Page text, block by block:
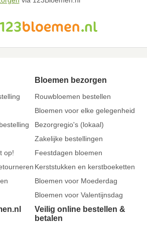
op!
Bloemen bezorgen
Rouwbloemen bestellen
Bloemen voor elke gelegenheid
Bezorgregio's (lokaal)
Zakelijke bestellingen
Feestdagen bloemen
Kerststukken en kerstboeketten
Bloemen voor Moederdag
Bloemen voor Valentijnsdag
Veilig online bestellen &
betalen